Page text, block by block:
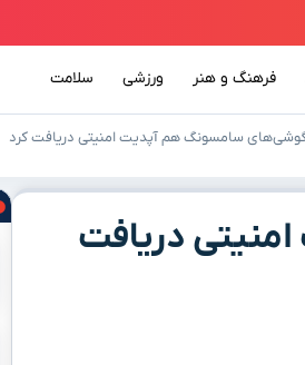
فرهنگ و هنر ورزشی سلامت
گوشی‌های سامسونگ هم آپدیت امنیتی دریافت کرد
دریافت